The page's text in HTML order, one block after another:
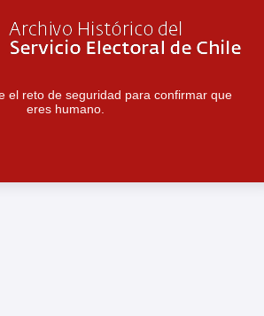
el reto de seguridad para confirmar que
eres humano.